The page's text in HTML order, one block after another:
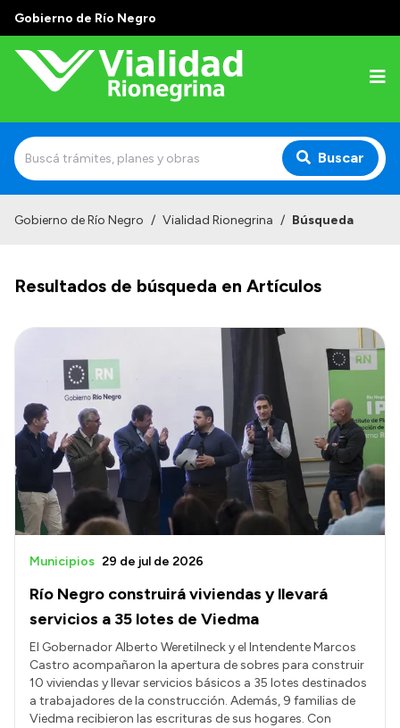
Gobierno de Río Negro
Buscar
Funciones
Autoridades
Normativa
Historia Vial
Mi Vial
Recibos de sueldo
Correo oficial
Gobierno de Río Negro / Vialidad Rionegrina / Búsqueda
Resultados de búsqueda en Artículos
Río Negro construirá viviendas y llevará
servicios a 35 lotes de Viedma
Municipios 29 de jul de 2026
El Gobernador Alberto Weretilneck y el Intendente Marcos
Castro acompañaron la apertura de sobres para construir
10 viviendas y llevar servicios básicos a 35 lotes destinados
a trabajadores de la construcción. Además, 9 familias de
Viedma recibieron las escrituras de sus hogares. Con